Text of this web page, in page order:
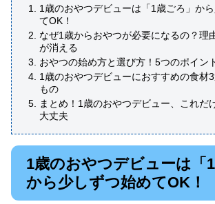
1歳のおやつデビューは「1歳ごろ」か
てOK！
なぜ1歳からおやつが必要になるの？理
が消える
おやつの始め方と選び方！5つのポイン
1歳のおやつデビューにおすすめの食材
もの
まとめ！1歳のおやつデビュー、これだ
大丈夫
1歳のおやつデビューは「1
から少しずつ始めてOK！